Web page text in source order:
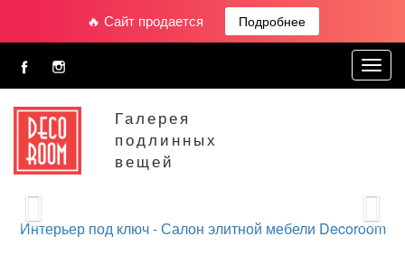
🔥 Сайт продается Подробнее
Галерея
подлинных
вещей
Интерьер под ключ -Салон элитной мебели Decoroom